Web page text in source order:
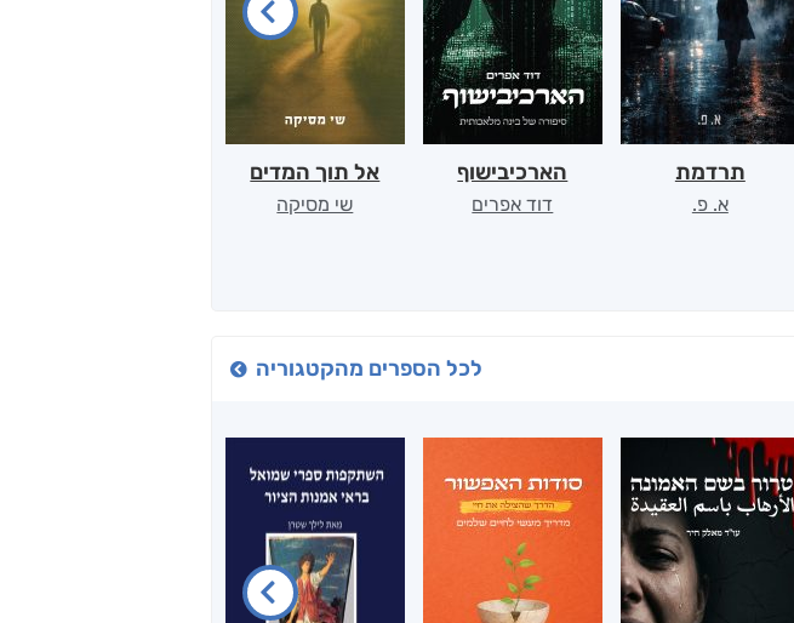
תרדמת
א. פ.
הארכיבישוף
דוד אפרים
אל תוך המדים
שי מסיקה
לכל הספרים מהקטגוריה